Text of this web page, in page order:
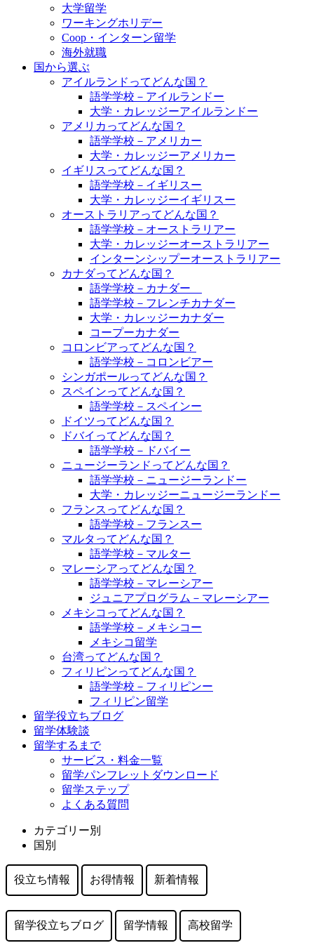
大学留学
ワーキングホリデー
Coop・インターン留学
海外就職
国から選ぶ
アイルランドってどんな国？
語学学校－アイルランドー
大学・カレッジーアイルランドー
アメリカってどんな国？
語学学校－アメリカー
大学・カレッジーアメリカー
イギリスってどんな国？
語学学校－イギリスー
大学・カレッジーイギリスー
オーストラリアってどんな国？
語学学校－オーストラリアー
大学・カレッジーオーストラリアー
インターンシップーオーストラリアー
カナダってどんな国？
語学学校－カナダー
語学学校－フレンチカナダー
大学・カレッジーカナダー
コープーカナダー
コロンビアってどんな国？
語学学校－コロンビアー
シンガポールってどんな国？
スペインってどんな国？
語学学校－スペインー
ドイツってどんな国？
ドバイってどんな国？
語学学校－ドバイー
ニュージーランドってどんな国？
語学学校－ニュージーランドー
大学・カレッジーニュージーランドー
フランスってどんな国？
語学学校－フランスー
マルタってどんな国？
語学学校－マルター
マレーシアってどんな国？
語学学校－マレーシアー
ジュニアプログラム－マレーシアー
メキシコってどんな国？
語学学校－メキシコー
メキシコ留学
台湾ってどんな国？
フィリピンってどんな国？
語学学校－フィリピンー
フィリピン留学
留学役立ちブログ
留学体験談
留学するまで
サービス・料金一覧
留学パンフレットダウンロード
留学ステップ
よくある質問
カテゴリー別
国別
役立ち情報 お得情報 新着情報
留学役立ちブログ 留学情報 高校留学